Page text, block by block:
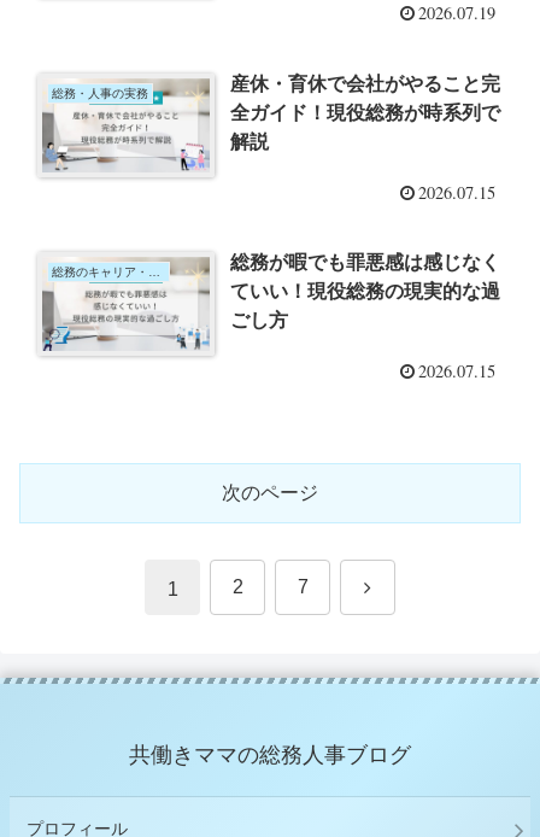
2026.07.19
総務・人事の実務
産休・育休で会社がやること完
全ガイド！現役総務が時系列で
解説
2026.07.15
総務が暇でも罪悪感は感じなく
ていい！現役総務の現実的な過
ごし方
2026.07.15
次のページ
1 2 7 次
共働きママの総務人事ブログ
プロフィール